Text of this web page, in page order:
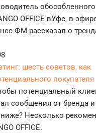
обособленного
OFFICE вУфе, в
ФМ рассказал о
шесть советов, как
покупателя
потенциальный
сообщения от бренда
Несколько
OFFICE.